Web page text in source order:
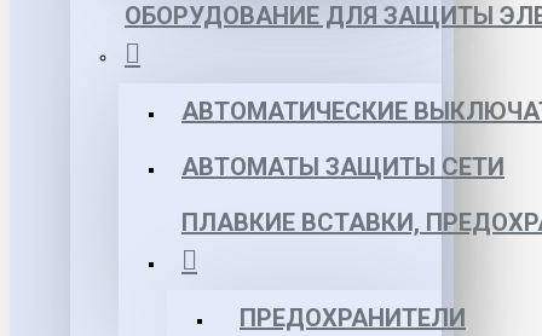
ОБОРУДОВАНИЕ ДЛЯ ЗАЩИТЫ
АВТОМАТИЧЕСКИЕ
АВТОМАТЫ ЗАЩИТЫ СЕТИ
ПЛАВКИЕ ВСТАВКИ,
ПРЕДОХРАНИТЕЛИ